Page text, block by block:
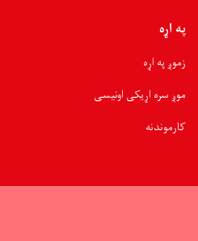
په اړه
زموږ په اړه
موږ سره اړیکی اونیسی
کارموندنه